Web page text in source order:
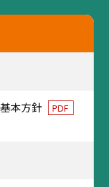
本方針 PDF